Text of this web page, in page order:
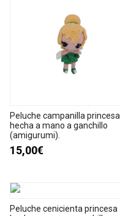
Peluche campanilla princesa
hecha a mano a ganchillo
(amigurumi).
15,00€
Peluche cenicienta princesa